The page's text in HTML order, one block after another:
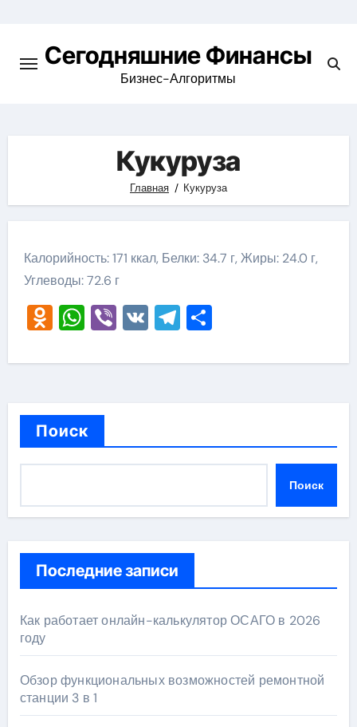
содержимомуСегодняшние Финансы
Бизнес-Алгоритмы
Кукуруза
Главная Кукуруза
Калорийность: 171 ккал, Белки: 34.7 г, Жиры: 24.0 г,
Углеводы: 72.6 г
Odnoklassniki
WhatsApp
Viber
VKTelegram
Отправить
Поиск
Поиск
Последние записи
Как работает онлайн-калькулятор ОСАГО в 2026
году
Обзор функциональных возможностей ремонтной
станции 3 в 1